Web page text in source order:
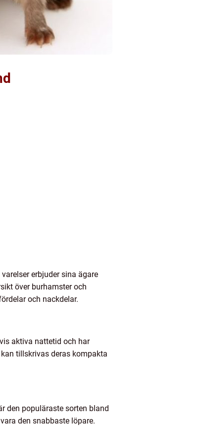
erbjuder sina ägare
över burhamster och
och nackdelar.
aktiva nattetid och har
tillskrivas deras kompakta
den populäraste sorten bland
den snabbaste löpare.